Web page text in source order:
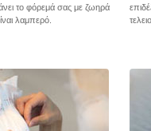
το φόρεμά σας με ζωηρά
λαμπερό.